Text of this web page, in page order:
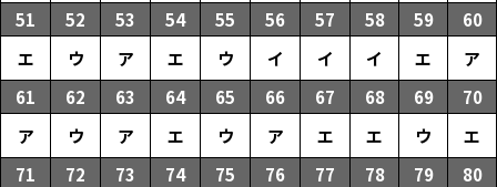
51
52 53 54 55 56 57 58 59
60
エ
ウ ア エ ウ イ イ イ エ
ア
61
62 63 64 65 66 67 68 69
70
ア
ウ ア エ ウ ア エ エ ウ
エ
71
72 73 74 75 76 77 78 79
80